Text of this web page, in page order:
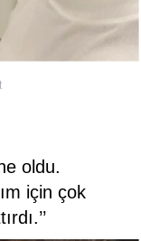
oldu.
için çok